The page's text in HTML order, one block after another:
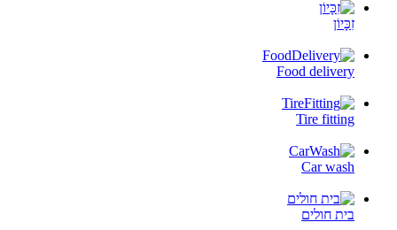
זִכָּיוֹן
Food delivery
Tire fitting
Car wash
בית חולים